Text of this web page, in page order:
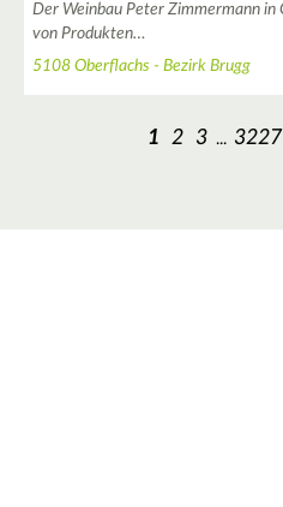
Der Weinbau Peter Zimmermann
von Produkten…
5108 Oberflachs - Bezirk Brugg
1 2 3 ... 3227